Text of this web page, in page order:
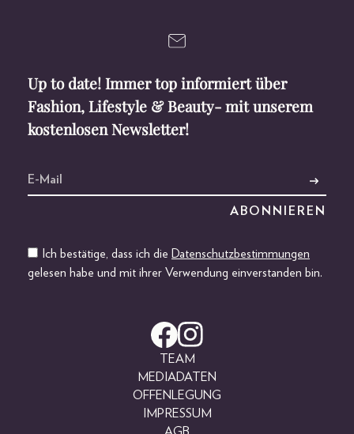
Up to date! Immer top informiert über
Fashion, Lifestyle & Beauty- mit unserem
kostenlosen Newsletter!
Ich bestätige, dass ich die Datenschutzbestimmungen
gelesen habe und mit ihrer Verwendung einverstanden bin.
TEAM
MEDIADATEN
OFFENLEGUNG
IMPRESSUM